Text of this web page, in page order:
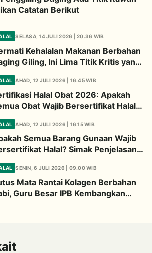
Catatan Berikut
SELASA, 14 JULI 2026 | 20.36 WIB
Kehalalan Makanan Berbahan
Giling, Ini Lima Titik Kritis yang
Diperhatikan
AHAD, 12 JULI 2026 | 16.45 WIB
Halal Obat 2026: Apakah
Obat Wajib Bersertifikat Halal?
Penjelasannya
AHAD, 12 JULI 2026 | 16.15 WIB
Semua Barang Gunaan Wajib
Halal? Simak Penjelasan
SENIN, 6 JULI 2026 | 09.00 WIB
Mata Rantai Kolagen Berbahan
Guru Besar IPB Kembangkan